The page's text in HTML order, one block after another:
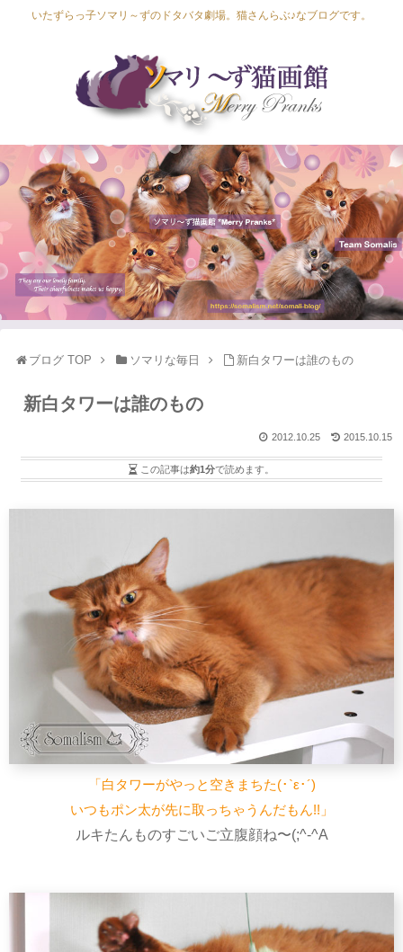
いたずらっ子ソマリ～ずのドタバタ劇場。猫さんらぶ♪なブログです。
Lapis Luna
Lucia Lino
Lycka Leal
Laula
ブログ TOP ソマリな毎日 新白タワーは誰のもの
新白タワーは誰のもの
2015.10.15
2012.10.25
この記事は約1分で読めます。
「白タワーがやっと空きまちた(･`ε･´)
いつもポン太が先に取っちゃうんだもん!!」
ルキたんものすごいご立腹顔ね〜(;^-^A